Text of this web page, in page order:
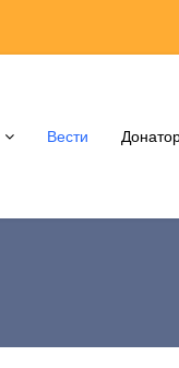
Вести